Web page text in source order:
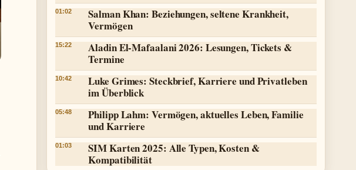
01:02
Salman Khan: Beziehungen, seltene Krankheit,
Vermögen
15:22
Aladin El-Mafaalani 2026: Lesungen, Tickets &
Termine
10:42
Luke Grimes: Steckbrief, Karriere und Privatleben
im Überblick
05:48
Philipp Lahm: Vermögen, aktuelles Leben, Familie
und Karriere
01:03
SIM Karten 2025: Alle Typen, Kosten &
Kompatibilität